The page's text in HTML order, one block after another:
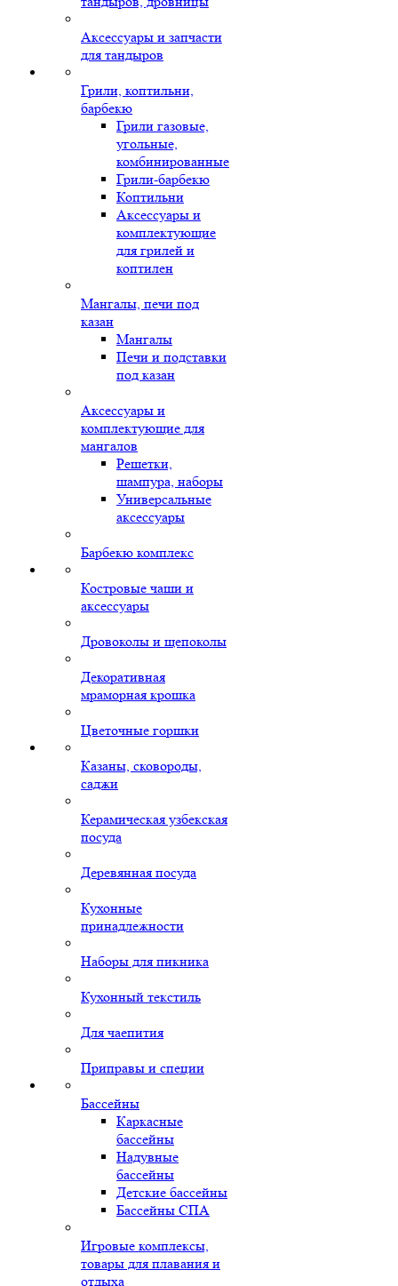
Аксессуары и запчасти
для тандыров
Грили, коптильни,
барбекю
Грили газовые,
угольные,
комбинированные
Грили-барбекю
Коптильни
Аксессуары и
комплектующие
для грилей и
коптилен
Мангалы, печи под
казан
Мангалы
Печи и подставки
под казан
Аксессуары и
комплектующие для
мангалов
Решетки,
шампура, наборы
Универсальные
аксессуары
Барбекю комплекс
Костровые чаши и
аксессуары
Дровоколы и щепоколы
Декоративная
мраморная крошка
Цветочные горшки
Казаны, сковороды,
саджи
Керамическая узбекская
посуда
Деревянная посуда
Кухонные
принадлежности
Наборы для пикника
Кухонный текстиль
Для чаепития
Приправы и специи
Бассейны
Каркасные
бассейны
Надувные
бассейны
Детские бассейны
Бассейны СПА
Игровые комплексы,
товары для плавания и
отдыха